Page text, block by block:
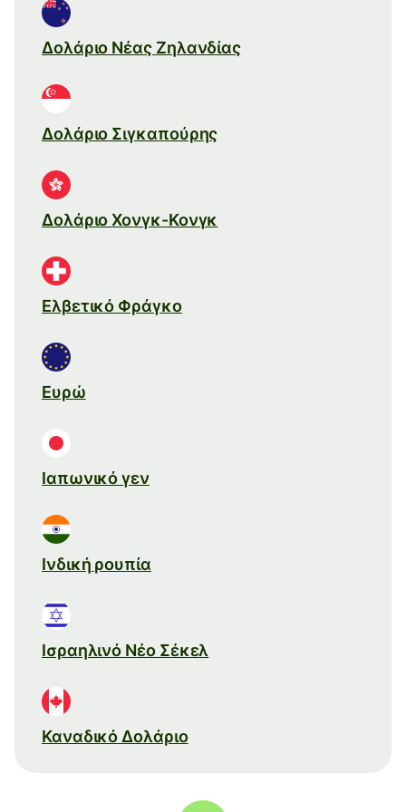
Δολάριο Νέας Ζηλανδίας
Δολάριο Σιγκαπούρης
Δολάριο Χονγκ-Κονγκ
Ελβετικό Φράγκο
Ευρώ
Ιαπωνικό γεν
Ινδική ρουπία
Ισραηλινό Νέο Σέκελ
Καναδικό Δολάριο